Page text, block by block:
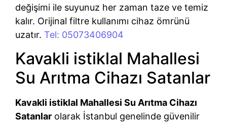
değişimi ile suyunuz her zaman taze ve temiz
kalır. Orijinal filtre kullanımı cihaz ömrünü
uzatır. Tel: 05073406904
Kavakli istiklal Mahallesi
Su Arıtma Cihazı Satanlar
Kavakli istiklal Mahallesi Su Arıtma Cihazı
Satanlar olarak İstanbul genelinde güvenilir